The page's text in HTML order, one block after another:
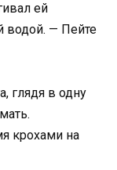
ей
водой. — Пейте
глядя в одну
крохами на